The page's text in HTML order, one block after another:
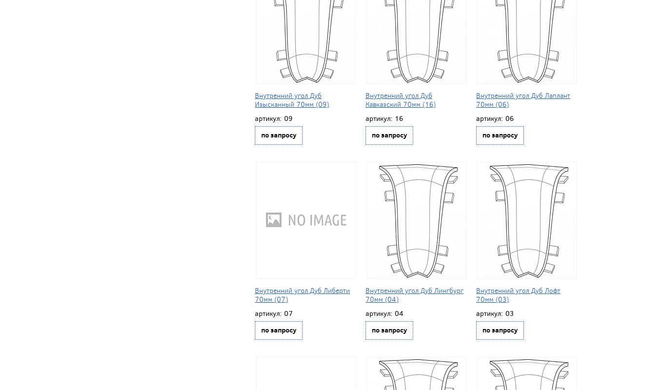
Внутренний угол Дуб
Изысканный 70мм (09)
артикул: 09
по запросу
Внутренний угол Дуб
Кавказский 70мм (16)
артикул: 16
по запросу
Внутренний угол Дуб Лаплант
70мм (06)
артикул: 06
по запросу
Внутренний угол Дуб Либерти
70мм (07)
артикул: 07
по запросу
Внутренний угол Дуб Лингбург
70мм (04)
артикул: 04
по запросу
Внутренний угол Дуб Лофт
70мм (03)
артикул: 03
по запросу